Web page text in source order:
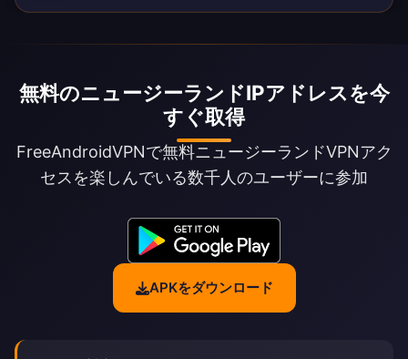
無料のニュージーランドIPアドレスを今
すぐ取得
FreeAndroidVPNで無料ニュージーランドVPNアク
セスを楽しんでいる数千人のユーザーに参加
APKをダウンロード